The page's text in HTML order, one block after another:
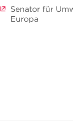
Senator für
Europa